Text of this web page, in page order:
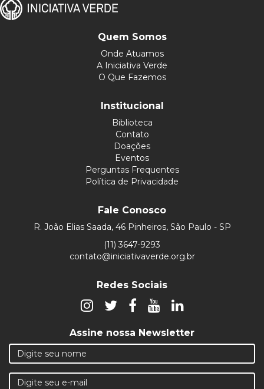
Quem Somos
Onde Atuamos
A Iniciativa Verde
O Que Fazemos
Institucional
Biblioteca
Contato
Doações
Eventos
Perguntas Frequentes
Política de Privacidade
Fale Conosco
R. João Elias Saada, 46 Pinheiros, São Paulo - SP
(11) 3647-9293
contato@iniciativaverde.org.br
Redes Sociais
Assine nossa Newsletter